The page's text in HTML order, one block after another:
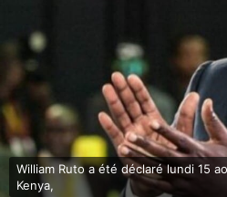
William Ruto a été déclaré lundi 15
Kenya,